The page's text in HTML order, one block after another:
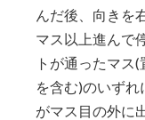
んだ後、向きを
マス以上進んで
トが通ったマス
を含む)のいずれ
がマス目の外に